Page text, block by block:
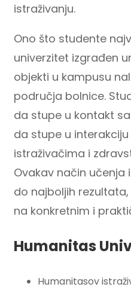
istraživanju.
Ono što studente
univerzitet izgrađen
objekti u kampusu
područja bolnice.
da stupe u kontakt
da stupe u
istraživačima i
Ovakav način
do najboljih
na konkretnim i
Humanitas
Humanitasov